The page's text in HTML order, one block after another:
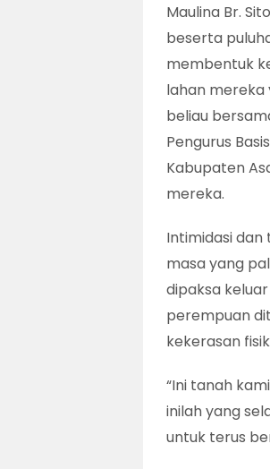
Maulina Br.
beserta
membentuk
lahan mereka
beliau
Pengurus
Kabupaten
mereka.
Intimidasi dan
masa yang
dipaksa
perempuan
kekerasan
“Ini tanah
inilah yang
untuk terus